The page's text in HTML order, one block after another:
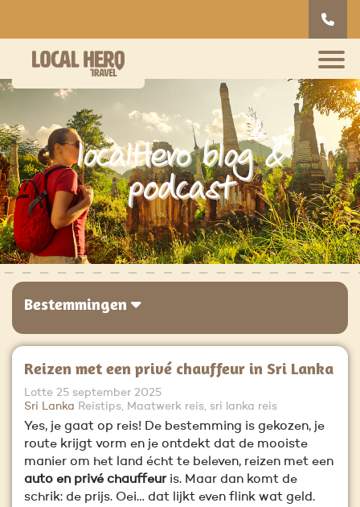
localHero blog &
podcast
Bestemmingen
Reizen met een privé chauffeur in Sri Lanka
Lotte 25 september 2025
Sri Lanka Reistips, Maatwerk reis, sri lanka reis
Yes, je gaat op reis! De bestemming is gekozen, je
route krijgt vorm en je ontdekt dat de mooiste
manier om het land écht te beleven, reizen met een
auto en privé chauffeuris. Maar dan komt de
schrik: de prijs. Oei… dat lijkt even flink wat geld.